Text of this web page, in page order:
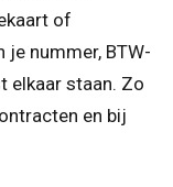
of
je nummer, BTW-
elkaar staan. Zo
en bij